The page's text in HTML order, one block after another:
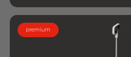
premium